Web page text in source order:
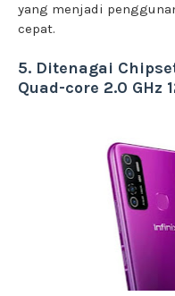
yang menjadi
cepat.
5. Ditenagai
Quad-core 2.0 GHz